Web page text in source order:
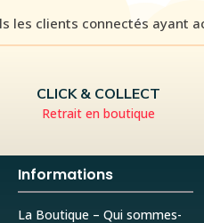
les clients connectés ayant
CLICK & COLLECT
Retrait en boutique
Informations
La Boutique – Qui sommes-